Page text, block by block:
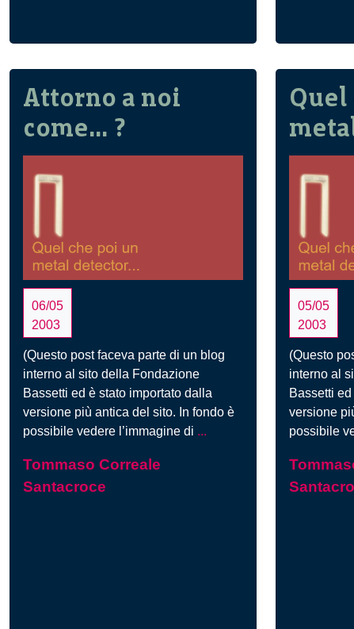
Attorno a noi
come… ?
06/05
2003
(Questo post faceva parte di un blog
interno al sito della Fondazione
Bassetti ed è stato importato dalla
versione più antica del sito. In fondo è
possibile vedere l’immagine di ...
Tommaso Correale
Santacroce
Quel
05/05
2003
(Questo
interno al
Bassetti
versione
possibile